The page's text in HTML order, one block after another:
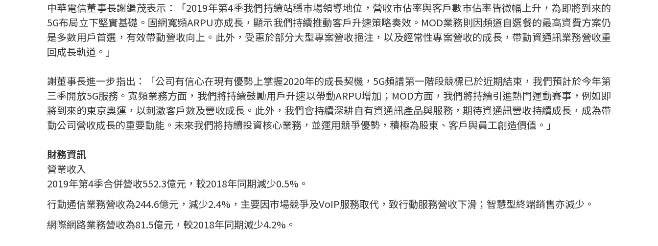
中華電信董事長謝繼茂表示：「2019年第4季我們持續站穩市場領導地位，營收市佔率與客戶數市佔率皆微幅上升，為即將到來的
5G布局立下堅實基礎。固網寬頻ARPU亦成長，顯示我們持續推動客戶升速策略奏效。 MOD業務則因頻道自選餐的最高資費方案仍
是多數用戶首選，有效帶動營收向上。此外，受惠於部分大型專案營收挹注，以及經常性專案營收的成長，帶動資通訊業務營收重
回成長軌道。」
謝董事長進一步指出：「公司有信心在現有優勢上掌握2020年的成長契機， 5G頻譜第一階段競標已於近期結束，我們預計於今年第
三季開放5G服務。寬頻業務方面，我們將持續鼓勵用戶升速以帶動ARPU增加； MOD方面，我們將持續引進熱門運動賽事，例如即
將到來的東京奧運，以刺激客戶數及營收成長。此外，我們會持續深耕自有資通訊產品與服務，期待資通訊營收持續成長，成為帶
動公司營收成長的重要動能。未來我們將持續投資核心業務，並運用競爭優勢，積極為股東、客戶與員工創造價值。」
財務資訊
營業收入
2019年第4季合併營收552.3億元，較2018年同期減少0.5% 。
行動通信業務營收為244.6億元，減少2.4% ，主要因市場競爭及VoIP服務取代，致行動服務營收下滑 ； 智慧型終端銷售亦減少。
網際網路業務營收為81.5億元，較2018年同期減少4.2% 。